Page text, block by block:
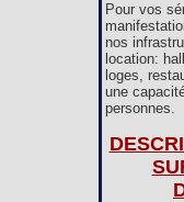
Pour vos
nos
location:
loges,
une
personnes.